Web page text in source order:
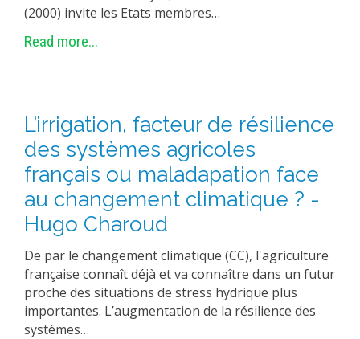
(2000) invite les Etats membres…
Read more...
L’irrigation, facteur de résilience
des systèmes agricoles
français ou maladapation face
au changement climatique ? -
Hugo Charoud
De par le changement climatique (CC), l'agriculture
française connaît déjà et va connaître dans un futur
proche des situations de stress hydrique plus
importantes. L’augmentation de la résilience des
systèmes…